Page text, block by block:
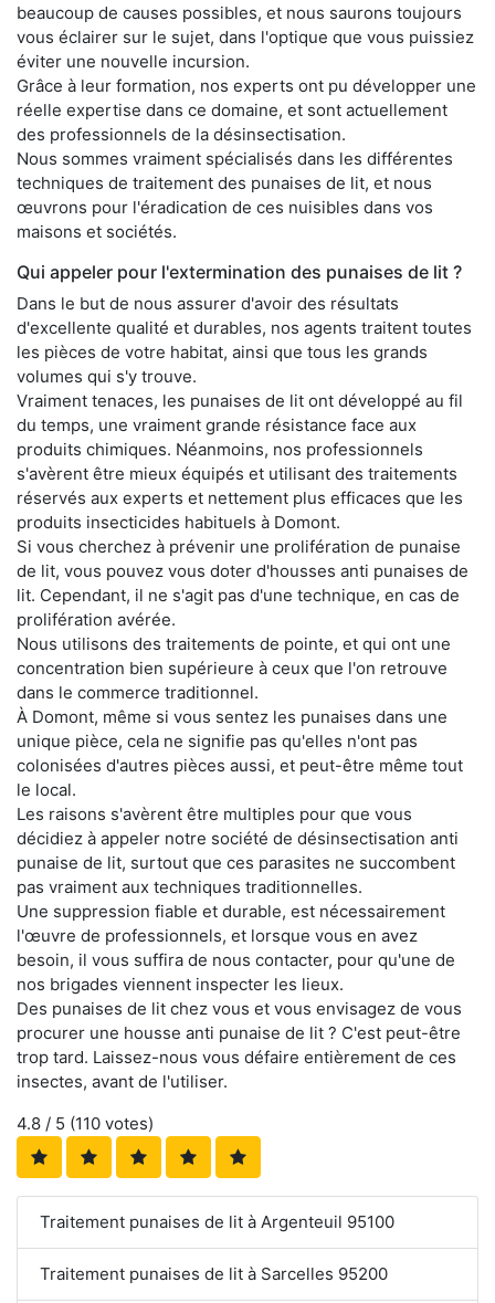
beaucoup de causes possibles, et nous saurons toujours
vous éclairer sur le sujet, dans l'optique que vous puissiez
éviter une nouvelle incursion.
Grâce à leur formation, nos experts ont pu développer une
réelle expertise dans ce domaine, et sont actuellement
des professionnels de la désinsectisation.
Nous sommes vraiment spécialisés dans les différentes
techniques de traitement des punaises de lit, et nous
œuvrons pour l'éradication de ces nuisibles dans vos
maisons et sociétés.
Qui appeler pour l'extermination des punaises de lit ?
Dans le but de nous assurer d'avoir des résultats
d'excellente qualité et durables, nos agents traitent toutes
les pièces de votre habitat, ainsi que tous les grands
volumes qui s'y trouve.
Vraiment tenaces, les punaises de lit ont développé au fil
du temps, une vraiment grande résistance face aux
produits chimiques. Néanmoins, nos professionnels
s'avèrent être mieux équipés et utilisant des traitements
réservés aux experts et nettement plus efficaces que les
produits insecticides habituels à Domont.
Si vous cherchez à prévenir une prolifération de punaise
de lit, vous pouvez vous doter d'housses anti punaises de
lit. Cependant, il ne s'agit pas d'une technique, en cas de
prolifération avérée.
Nous utilisons des traitements de pointe, et qui ont une
concentration bien supérieure à ceux que l'on retrouve
dans le commerce traditionnel.
À Domont, même si vous sentez les punaises dans une
unique pièce, cela ne signifie pas qu'elles n'ont pas
colonisées d'autres pièces aussi, et peut-être même tout
le local.
Les raisons s'avèrent être multiples pour que vous
décidiez à appeler notre société de désinsectisation anti
punaise de lit, surtout que ces parasites ne succombent
pas vraiment aux techniques traditionnelles.
Une suppression fiable et durable, est nécessairement
l'œuvre de professionnels, et lorsque vous en avez
besoin, il vous suffira de nous contacter, pour qu'une de
nos brigades viennent inspecter les lieux.
Des punaises de lit chez vous et vous envisagez de vous
procurer une housse anti punaise de lit ? C'est peut-être
trop tard. Laissez-nous vous défaire entièrement de ces
insectes, avant de l'utiliser.
4.8 / 5 (110 votes)
Traitement punaises de lit à Argenteuil 95100
Traitement punaises de lit à Sarcelles 95200